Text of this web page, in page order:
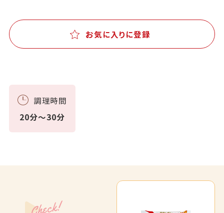
お気に入りに登録
調理時間
20分～30分
Check!